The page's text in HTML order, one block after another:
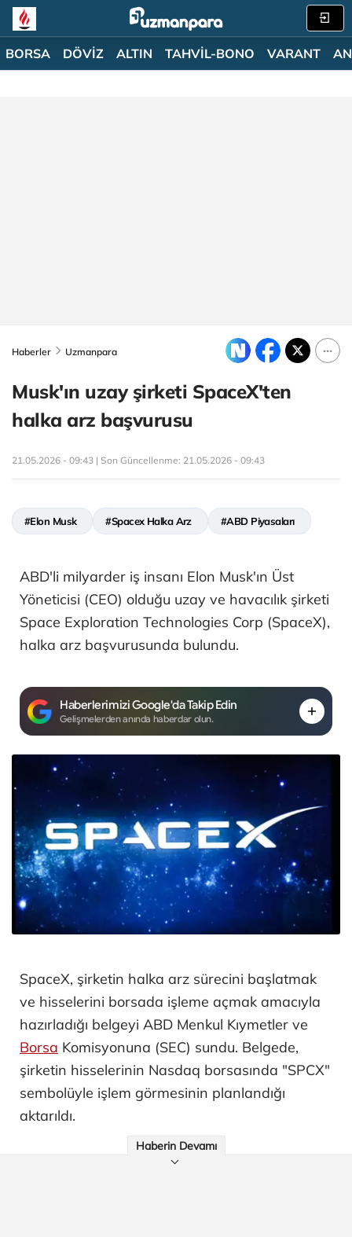
BORSA DÖVİZ ALTIN TAHVİL-BONO VARANT
Haberler Uzmanpara
Musk'ın uzay şirketi SpaceX'ten
halka arz başvurusu
21.05.2026 - 09:43 | Son Güncellenme: 21.05.2026 - 09:43
#Elon Musk #Spacex Halka Arz #ABD Piyasaları
ABD'li milyarder iş insanı Elon Musk'ın Üst
Yöneticisi (CEO) olduğu uzay ve havacılık şirketi
Space Exploration Technologies Corp (SpaceX),
halka arz başvurusunda bulundu.
Haberlerimizi Google'da Takip Edin
Gelişmelerden anında haberdar olun.
SpaceX, şirketin halka arz sürecini başlatmak
ve hisselerini borsada işleme açmak amacıyla
hazırladığı belgeyi ABD Menkul Kıymetler ve
Borsa Komisyonuna (SEC) sundu. Belgede,
şirketin hisselerinin Nasdaq borsasında "SPCX"
sembolüyle işlem görmesinin planlandığı
aktarıldı.
Haberin Devamı